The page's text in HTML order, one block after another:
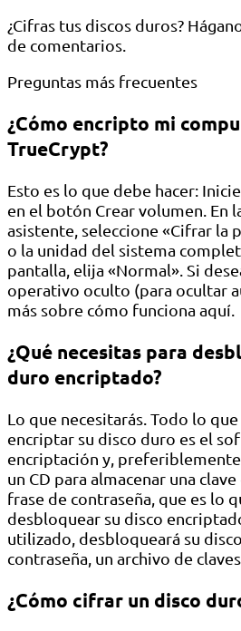
¿Cifras tus discos duros?
de comentarios.
Preguntas más frecuentes
¿Cómo encripto mi
TrueCrypt?
Esto es lo que debe hacer:
en el botón Crear volumen. En
asistente, seleccione «Cifrar la
o la unidad del sistema
pantalla, elija «Normal». Si
operativo oculto (para ocultar
más sobre cómo funciona aquí.
¿Qué necesitas para
duro encriptado?
Lo que necesitarás. Todo lo
encriptar su disco duro es el
encriptación y,
un CD para almacenar una
frase de contraseña, que es lo
desbloquear su disco
utilizado, desbloqueará su
contraseña, un archivo de
¿Cómo cifrar un disco